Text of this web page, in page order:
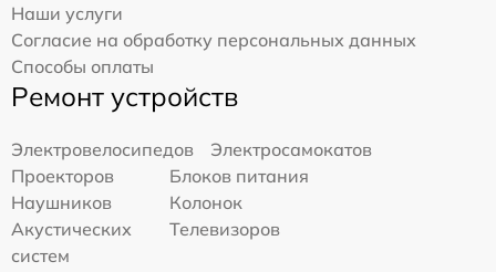
Наши услуги
Согласие на обработку персональных данных
Способы оплаты
Ремонт устройств
Электровелосипедов
Электросамокатов
Проекторов
Блоков питания
Наушников
Колонок
Акустических
систем
Телевизоров